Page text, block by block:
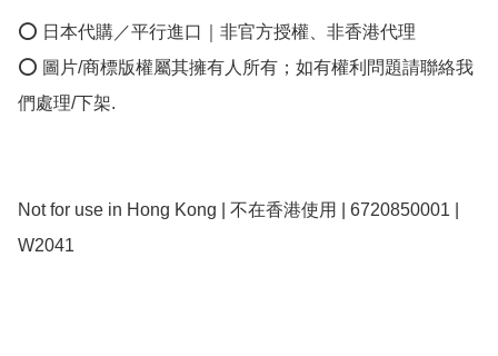
⭕ 日本代購／平行進口｜非官方授權、非香港代理
⭕ 圖片/商標版權屬其擁有人所有；如有權利問題請聯絡我
們處理/下架.
Not for use in Hong Kong | 不在香港使用 | 6720850001 |